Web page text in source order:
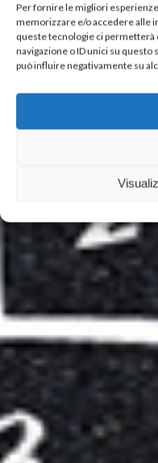
Per fornire le migliori
memorizzare e/o accedere alle
queste tecnologie ci
navigazione o ID unici su
può influire negativamente su